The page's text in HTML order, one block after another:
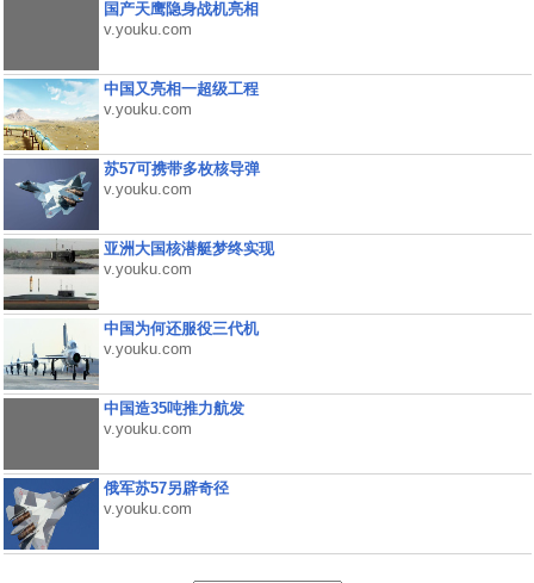
国产天鹰隐身战机亮相
v.youku.com
中国又亮相一超级工程
v.youku.com
苏57可携带多枚核导弹
v.youku.com
亚洲大国核潜艇梦终实现
v.youku.com
中国为何还服役三代机
v.youku.com
中国造35吨推力航发
v.youku.com
俄军苏57另辟奇径
v.youku.com